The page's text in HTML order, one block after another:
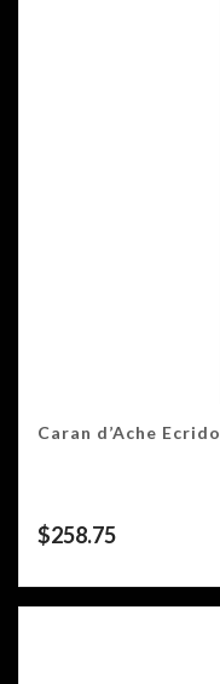
Caran d’Ache
$258.75